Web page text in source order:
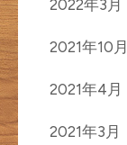
2022年3月
2021年10月
2021年4月
2021年3月